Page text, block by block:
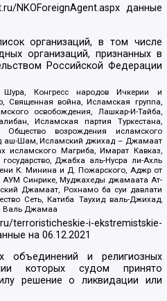
NKOForeignAgent.aspxданные
организаций, в том числе
организаций, признанных в
Российской Федерации
Конгресс народов Ичкерии и
Священная война, Исламская группа,
освобождения, Лашкар-И-Тайба,
Исламская партия Туркестана,
возрождения исламского
аш-Шам, Исламский джихад – Джамаат
исламского Магриба, Имарат Кавказ,
Джабха аль-Нусра ли-Ахль
К. Минина и Д. Пожарского, Аджр от
АУМ Синрике, Муджахеды джамаата Ат-
Джамаат, Рохнамо ба суи давлати
Сеть, Катиба Таухид валь-Джихад,
Валь Джамаа
terroristicheskie-i-ekstremistskie-
на06.12.2021
объединений и религиозных
которых судом принято
решение о ликвидации или